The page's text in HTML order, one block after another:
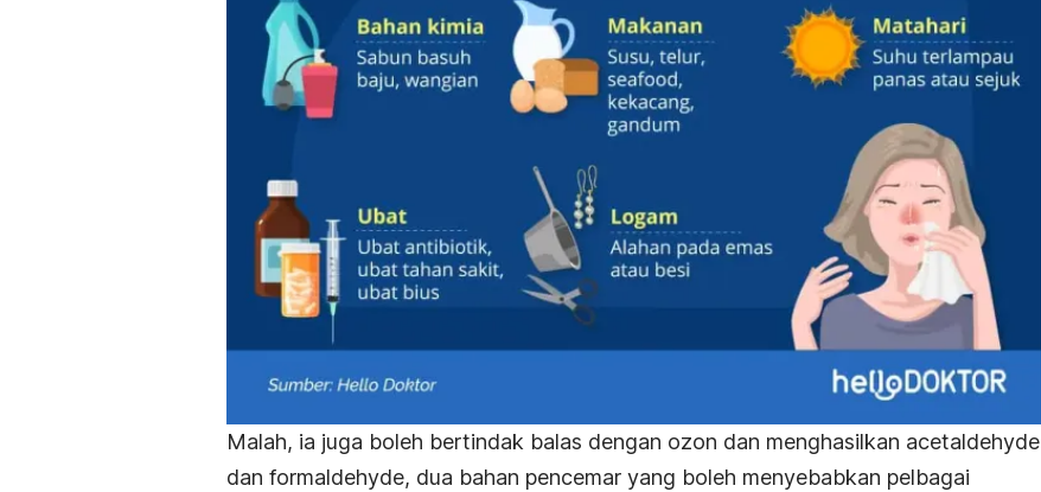
Malah, ia juga boleh bertindak balas dengan ozon dan menghasilkan acetaldehyde
dan formaldehyde, dua bahan pencemar yang boleh menyebabkan pelbagai